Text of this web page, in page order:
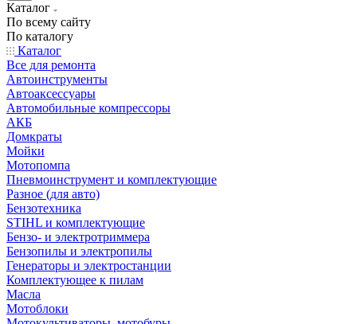
Каталог
По всему сайту
По каталогу
Каталог
Все для ремонта
Автоинструменты
Автоаксессуары
Автомобильные компрессоры
АКБ
Домкраты
Мойки
Мотопомпа
Пневмоинструмент и комплектующие
Разное (для авто)
Бензотехника
STIHL и комплектующие
Бензо- и электротриммера
Бензопилы и электропилы
Генераторы и электростанции
Комплектующее к пилам
Масла
Мотоблоки